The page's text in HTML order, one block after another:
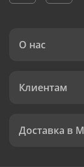
О нас
Клиентам
Доставка в